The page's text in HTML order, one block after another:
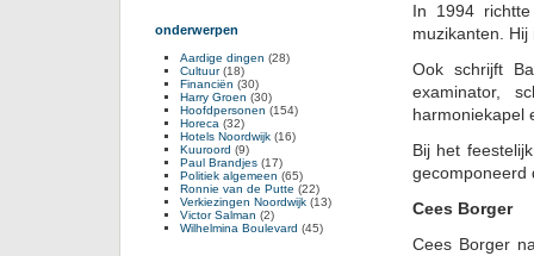
In 1994
muzikanten.
Ook schrijft
examinator,
harmoniekapel
Bij het
gecomponeerd
Cees Borger
Cees Borger
onderwerpen
Aardige dingen (28)
Cultuur(18)
Financiën (30)
Harry Groen (30)
Hoofdpersonen (154)
Horeca (32)
Hotels Noordwijk (16)
Kuuroord (9)
Paul Brandjes (17)
Politiek algemeen (65)
Ronnie van de Putte (22)
Verkiezingen Noordwijk (13)
Victor Salman (2)
Wilhelmina Boulevard (45)